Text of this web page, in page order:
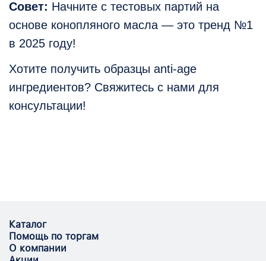
Совет: Начните с тестовых партий на
основе конопляного масла — это тренд №1
в 2025 году!
Хотите получить образцы anti-age
ингредиентов? Свяжитесь с нами для
консультации!
Каталог
Помощь по торгам
О компании